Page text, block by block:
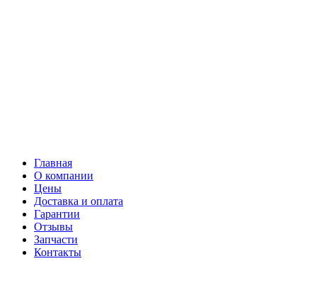
Главная
О компании
Цены
Доставка и оплата
Гарантии
Отзывы
Запчасти
Контакты